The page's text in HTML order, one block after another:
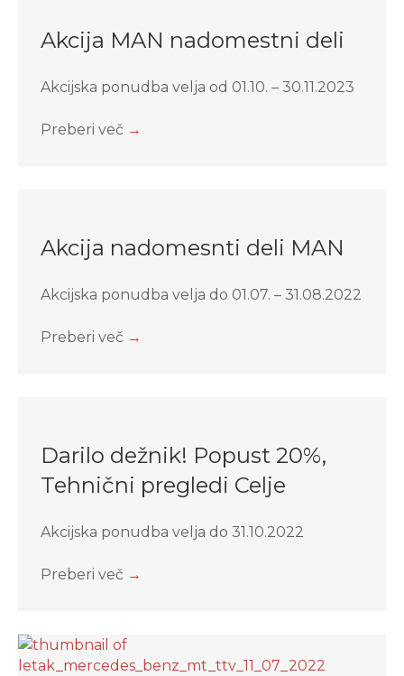
Akcija MAN nadomestni deli
Akcijska ponudba velja od 01.10. – 30.11.2023
Preberi več →
Akcija nadomesnti deli MAN
Akcijska ponudba velja do 01.07. – 31.08.2022
Preberi več →
Darilo dežnik! Popust 20%,
Tehnični pregledi Celje
Akcijska ponudba velja do 31.10.2022
Preberi več →